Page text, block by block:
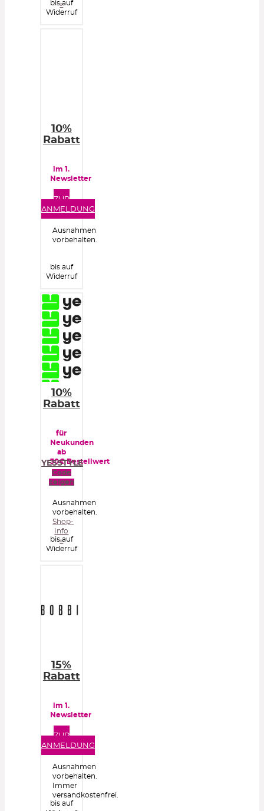
»
bis auf
Widerruf
10%
Rabatt
im 1.
Newsletter
ZUR
ANMELDUNG
Ausnahmen
vorbehalten.
bis auf
Widerruf
10%
Rabatt
für
Neukunden
ab
30€ Bestellwert
YESSTYLE
Code
zeigen
Ausnahmen
vorbehalten.
Shop-
Info
»
bis auf
Widerruf
15%
Rabatt
im 1.
Newsletter
ZUR
ANMELDUNG
Ausnahmen
vorbehalten.
Immer
versandkostenfrei.
bis auf